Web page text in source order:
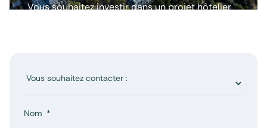
Vous souhaitez investir dans un projet hôtelier
Nom